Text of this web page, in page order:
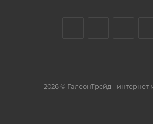
2026 © ГалеонТрейд - интернет